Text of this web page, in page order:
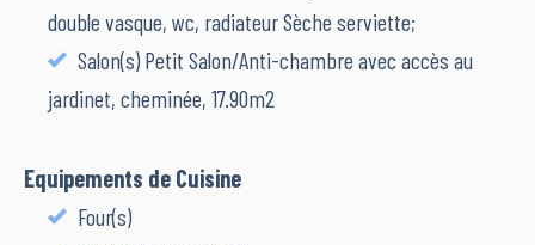
double vasque, wc, radiateur Sèche serviette;
Salon(s) Petit Salon/Anti-chambre avec accès au
jardinet, cheminée, 17.90m2
Equipements de Cuisine
Four(s)